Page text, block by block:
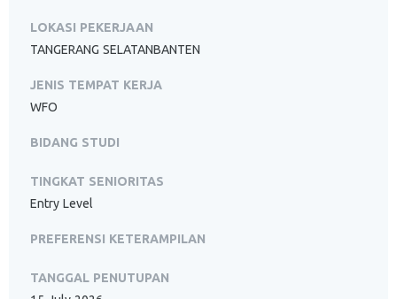
LOKASI PEKERJAAN
TANGERANG SELATANBANTEN
JENIS TEMPAT KERJA
WFO
BIDANG STUDI
TINGKAT SENIORITAS
Entry Level
PREFERENSI KETERAMPILAN
TANGGAL PENUTUPAN